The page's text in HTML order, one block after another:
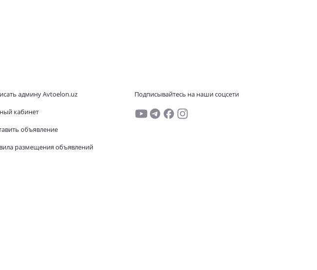
админу Avtoelon.uz
кабинет
объявление
размещения объявлений
Подписывайтесь на наши соцсети